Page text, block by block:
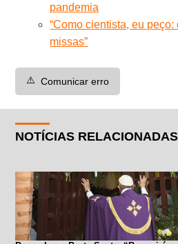
pandemia
“Como cientista, eu
missas”
⚠️ Comunicar erro
NOTÍCIAS RELACIONADAS